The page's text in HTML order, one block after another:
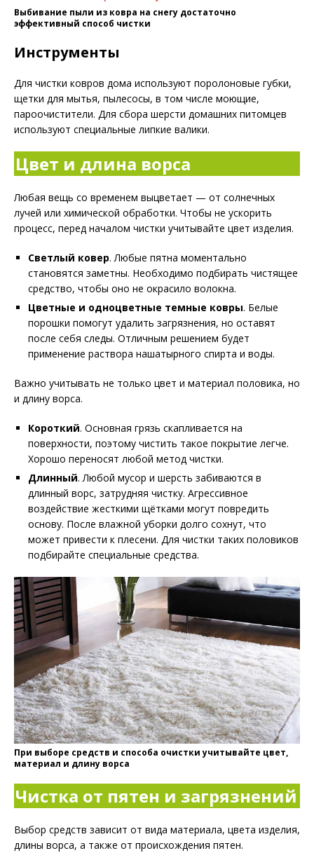
Выбивание пыли из ковра на снегу достаточно
эффективный способ чистки
Инструменты
Для чистки ковров дома используют поролоновые губки,
щетки для мытья, пылесосы, в том числе моющие,
пароочистители. Для сбора шерсти домашних питомцев
используют специальные липкие валики.
Цвет и длина ворса
Любая вещь со временем выцветает — от солнечных
лучей или химической обработки. Чтобы не ускорить
процесс, перед началом чистки учитывайте цвет изделия.
Светлый ковер. Любые пятна моментально
становятся заметны. Необходимо подбирать чистящее
средство, чтобы оно не окрасило волокна.
Цветные и одноцветные темные ковры. Белые
порошки помогут удалить загрязнения, но оставят
после себя следы. Отличным решением будет
применение раствора нашатырного спирта и воды.
Важно учитывать не только цвет и материал половика, но
и длину ворса.
Короткий. Основная грязь скапливается на
поверхности, поэтому чистить такое покрытие легче.
Хорошо переносят любой метод чистки.
Длинный. Любой мусор и шерсть забиваются в
длинный ворс, затрудняя чистку. Агрессивное
воздействие жесткими щётками могут повредить
основу. После влажной уборки долго сохнут, что
может привести к плесени. Для чистки таких половиков
подбирайте специальные средства.
При выборе средств и способа очистки учитывайте цвет,
материал и длину ворса
Чистка от пятен и загрязнений
Выбор средств зависит от вида материала, цвета изделия,
длины ворса, а также от происхождения пятен.